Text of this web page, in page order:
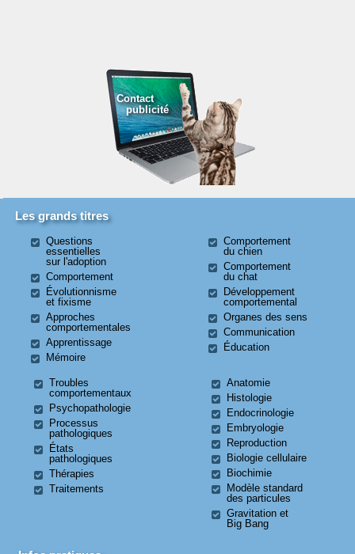
Contact
publicité
Les grands titres
Questions
essentielles
sur l'adoption
Comportement
Évolutionnisme
et fixisme
Approches
comportementales
Apprentissage
Mémoire
Comportement
du chien
Comportement
du chat
Développement
comportemental
Organes des sens
Communication
Éducation
Troubles
comportementaux
Psychopathologie
Processus
pathologiques
États
pathologiques
Thérapies
Traitements
Anatomie
Histologie
Endocrinologie
Embryologie
Reproduction
Biologie cellulaire
Biochimie
Modèle standard
des particules
Gravitation et
Big Bang